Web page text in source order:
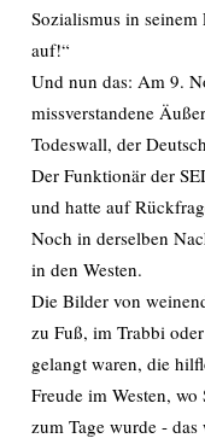
Sozialismus in
auf!“
Und nun das: Am 9.
missverstandene
Todeswall, der
Der Funktionär der
und hatte auf
Noch in derselben
in den Westen.
Die Bilder von
zu Fuß, im Trabbi
gelangt waren, die
Freude im Westen,
zum Tage wurde -